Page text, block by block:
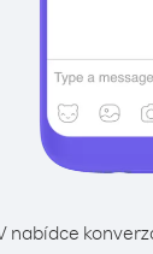
nabídce